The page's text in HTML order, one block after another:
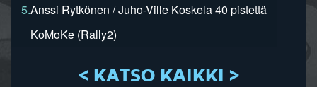
5.Anssi Rytkönen / Juho-Ville Koskela 40 pistettä
KoMoKe (Rally2)
< KATSO KAIKKI >